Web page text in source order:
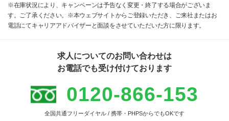
※在庫状況により、キャンペーンは予告なく変更・終了する場合がございま
す。ご了承ください。※本ウェブサイトからご登録いただき、ご来社またはお
電話にてキャリアアドバイザーと面談をさせていただいた方に限ります。
求人についてのお問い合わせは
お電話でも受け付けております
0120-866-153
全国共通フリーダイヤル / 携帯・PHPSからでもOKです